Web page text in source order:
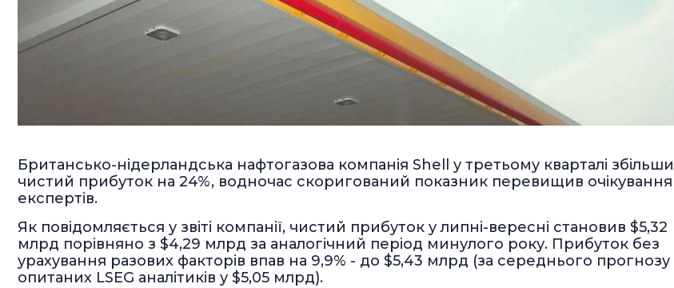
Британсько-нідерландська нафтогазова компанія Shell у третьому кварталі
чистий прибуток на 24%, водночас скоригований показник перевищив очікування
експертів.
Як повідомляється у звіті компанії, чистий прибуток у липні-вересні становив $5,32
млрд порівняно з $4,29 млрд за аналогічний період минулого року. Прибуток без
урахування разових факторів впав на 9,9% - до $5,43 млрд (за середнього прогнозу
опитаних LSEG аналітиків у $5,05 млрд).